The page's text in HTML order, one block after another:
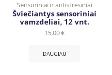
Sensoriniai ir antistresiniai
Šviečiantys sensoriniai
vamzdeliai, 12 vnt.
15,00€
DAUGIAU